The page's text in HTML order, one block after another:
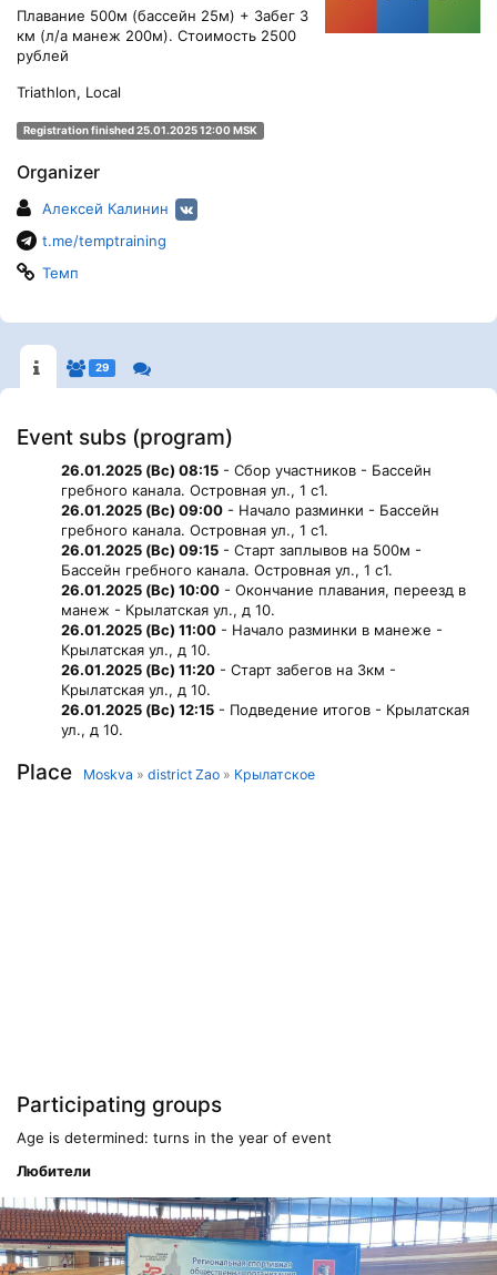
Плавание 500м (бассейн 25м) + Забег 3
км (л/а манеж 200м). Стоимость 2500
рублей
Triathlon, Local
Registration finished 25.01.2025 12:00 MSK
Organizer
Алексей Калинин
t.me/temptraining
Темп
29
Event subs (program)
26.01.2025 (Вс) 08:15 - Сбор участников - Бассейн
гребного канала. Островная ул., 1 с1.
26.01.2025 (Вс) 09:00 - Начало разминки - Бассейн
гребного канала. Островная ул., 1 с1.
26.01.2025 (Вс) 09:15 - Старт заплывов на 500м -
Бассейн гребного канала. Островная ул., 1 с1.
26.01.2025 (Вс) 10:00 - Окончание плавания, переезд в
манеж - Крылатская ул., д 10.
26.01.2025 (Вс) 11:00 - Начало разминки в манеже -
Крылатская ул., д 10.
26.01.2025 (Вс) 11:20 - Старт забегов на 3км -
Крылатская ул., д 10.
26.01.2025 (Вс) 12:15 - Подведение итогов - Крылатская
ул., д 10.
Place Moskva » district Zao » Крылатское
Participating groups
Age is determined: turns in the year of event
Любители